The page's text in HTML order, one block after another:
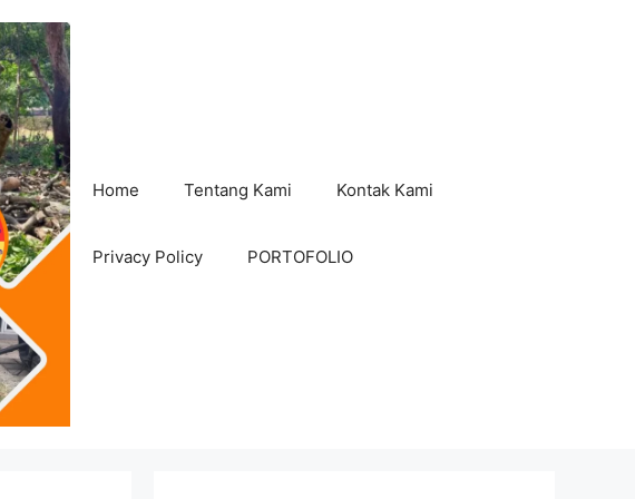
Home Tentang Kami Kontak Kami
Privacy Policy PORTOFOLIO